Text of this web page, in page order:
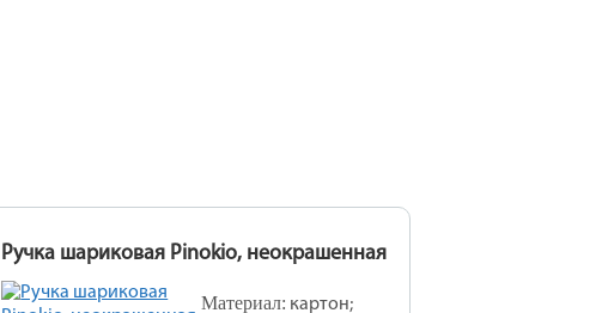
Ручка шариковая Pinokio, неокрашенная
Материал: картон;